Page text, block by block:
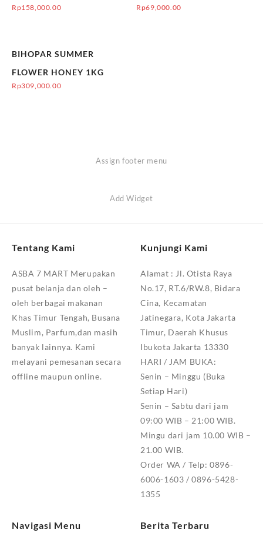
Rp158,000.00 Rp69,000.00
BIHOPAR SUMMER
FLOWER HONEY 1KG
Rp309,000.00
Assign footer menu
Add Widget
Tentang Kami
ASBA 7 MART Merupakan
pusat belanja dan oleh –
oleh berbagai makanan
Khas Timur Tengah, Busana
Muslim, Parfum,dan masih
banyak lainnya. Kami
melayani pemesanan secara
offline maupun online.
Kunjungi Kami
Alamat : Jl. Otista Raya
No.17, RT.6/RW.8, Bidara
Cina, Kecamatan
Jatinegara, Kota Jakarta
Timur, Daerah Khusus
Ibukota Jakarta 13330
HARI / JAM BUKA:
Senin – Minggu (Buka
Setiap Hari)
Senin – Sabtu dari jam
09:00 WIB – 21:00 WIB.
Mingu dari jam 10.00 WIB –
21.00 WIB.
Order WA / Telp: 0896-
6006-1603 / 0896-5428-
1355
Navigasi Menu Berita Terbaru